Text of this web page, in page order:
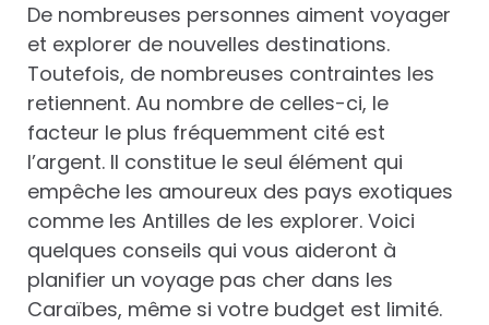
De nombreuses personnes aiment voyager
et explorer de nouvelles destinations.
Toutefois, de nombreuses contraintes les
retiennent. Au nombre de celles-ci, le
facteur le plus fréquemment cité est
l’argent. Il constitue le seul élément qui
empêche les amoureux des pays exotiques
comme les Antilles de les explorer. Voici
quelques conseils qui vous aideront à
planifier un voyage pas cher dans les
Caraïbes, même si votre budget est limité.